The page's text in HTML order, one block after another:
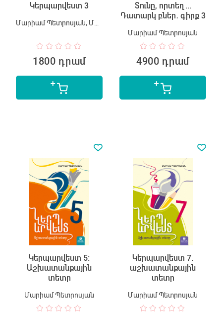
Կերպարվեստ 3
Մարիամ Պետրոսյան, Մարինե Մանուկյան
1800 դրամ
Տունը, որտեղ...
Դատարկ բներ․ գիրք 3
Մարիամ Պետրոսյան
4900 դրամ
Կերպարվեստ 5:
Աշխատանքային
տետր
Մարիամ Պետրոսյան
Կերպարվեստ 7․
աշխատանքային
տետր
Մարիամ Պետրոսյան